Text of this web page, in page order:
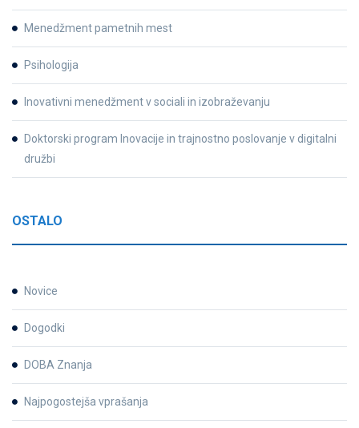
Menedžment pametnih mest
Psihologija
Inovativni menedžment v sociali in izobraževanju
Doktorski program Inovacije in trajnostno poslovanje v digitalni
družbi
OSTALO
Novice
Dogodki
DOBA Znanja
Najpogostejša vprašanja